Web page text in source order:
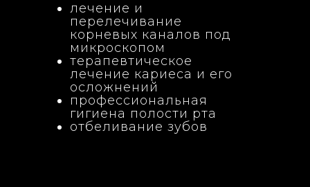
лечение и
перелечивание
корневых каналов под
микроскопом
терапевтическое
лечение кариеса и его
осложнений
профессиональная
гигиена полости рта
отбеливание зубов